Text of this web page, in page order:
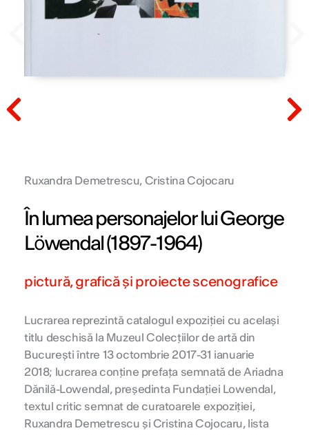
Prev
Ruxandra Demetrescu, Cristina Cojocaru
În lumea personajelor lui George
Löwendal (1897-1964)
pictură, grafică și proiecte scenografice
Lucrarea reprezintă catalogul expoziției cu același
titlu deschisă la Muzeul Colecțiilor de artă din
București între 13 octombrie 2017-31 ianuarie
2018; lucrarea conține prefața semnată de Ariadna
Dănilă-Lowendal, președinta Fundației Lowendal,
textul critic semnat de curatoarele expoziției,
Ruxandra Demetrescu și Cristina Cojocaru, lista
Prev